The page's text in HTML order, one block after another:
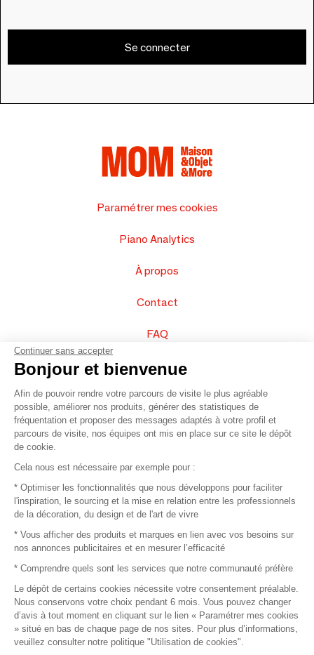
Se connecter
Paramétrer mes cookies
Piano Analytics
À propos
Contact
FAQ
Vendez vos produits
Plan du site
© 2016 –Organisation SAFI
Recrutement
Mentions légales
Conditions commerciales
Continuer sans accepter
Bonjour et bienvenue
Afin de pouvoir rendre votre parcours de visite le plus agréable
possible, améliorer nos produits, générer des statistiques de
fréquentation et proposer des messages adaptés à votre profil et
parcours de visite, nos équipes ont mis en place sur ce site le dépôt
de cookie.
Cela nous est nécessaire par exemple pour :
* Optimiser les fonctionnalités que nous développons pour faciliter
l'inspiration, le sourcing et la mise en relation entre les professionnels
de la décoration, du design et de l'art de vivre
* Vous afficher des produits et marques en lien avec vos besoins sur
nos annonces publicitaires et en mesurer l’efficacité
* Comprendre quels sont les services que notre communauté préfère
Le dépôt de certains cookies nécessite votre consentement préalable.
Nous conservons votre choix pendant 6 mois. Vous pouvez changer
d’avis à tout moment en cliquant sur le lien « Paramétrer mes cookies
» situé en bas de chaque page de nos sites. Pour plus d’informations,
veuillez consulter notre politique "Utilisation de cookies".